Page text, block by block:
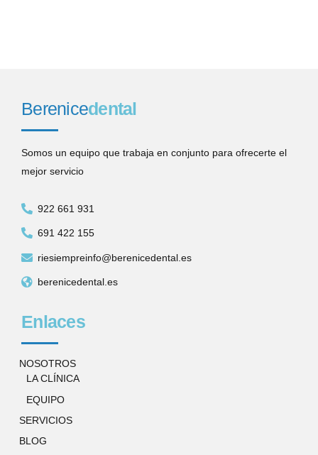
Berenicedental
Somos un equipo que trabaja en conjunto para ofrecerte el
mejor servicio
922 661 931
691 422 155
riesiempreinfo@berenicedental.es
berenicedental.es
Enlaces
NOSOTROS
LA CLÍNICA
EQUIPO
SERVICIOS
BLOG